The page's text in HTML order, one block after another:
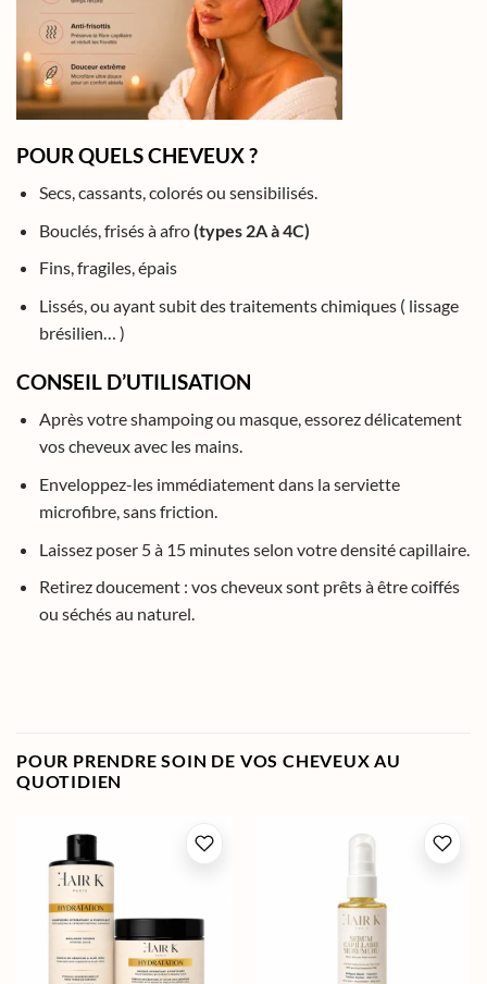
POUR QUELS CHEVEUX ?
Secs, cassants, colorés ou sensibilisés.
Bouclés, frisés à afro(types 2A à 4C)
Fins, fragiles, épais
Lissés, ou ayant subit des traitements chimiques ( lissage
brésilien… )
CONSEIL D’UTILISATION
Après votre shampoing ou masque, essorez délicatement
vos cheveux avec les mains.
Enveloppez-les immédiatement dans la serviette
microfibre, sans friction.
Laissez poser 5 à 15 minutes selon votre densité capillaire.
Retirez doucement : vos cheveux sont prêts à être coiffés
ou séchés au naturel.
POUR PRENDRE SOIN DE VOS CHEVEUX AU
QUOTIDIEN